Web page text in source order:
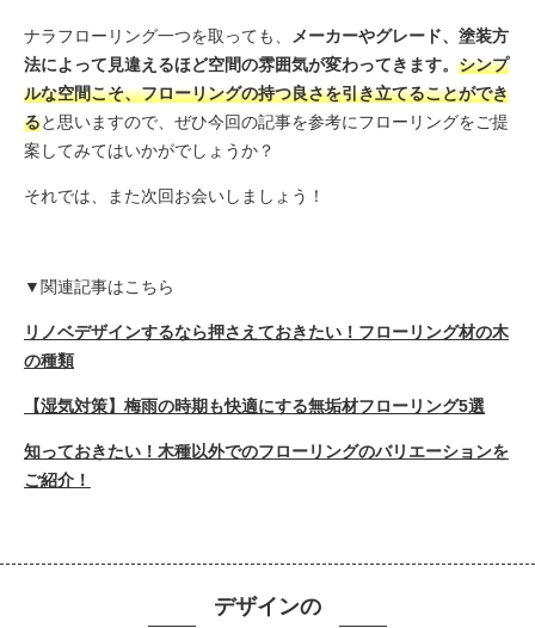
ナラフローリング一つを取っても、 メーカーやグレード、塗装方
法によって見違えるほど空間の雰囲気が変わってきます。 シンプ
ルな空間こそ、フローリングの持つ良さを引き立てることができ
ると思いますので、ぜひ今回の記事を参考にフローリングをご提
案してみてはいかがでしょうか？
それでは、また次回お会いしましょう！
▼関連記事はこちら
リノベデザインするなら押さえておきたい！フローリング材の木
の種類
【湿気対策】梅雨の時期も快適にする無垢材フローリング5選
知っておきたい！木種以外でのフローリングのバリエーションを
ご紹介！
デザインの